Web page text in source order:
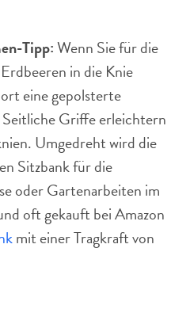
Tipp:Wenn Sie für die
in die Knie
eine gepolsterte
Griffe erleichtern
Umgedreht wird die
Sitzbank für die
oder Gartenarbeiten im
oft gekauft bei Amazon
mit einer Tragkraft von